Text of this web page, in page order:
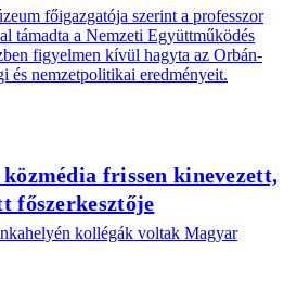
főigazgatója szerint a professzor
támadta a Nemzeti Együttműködés
figyelmen kívül hagyta az Orbán-
és nemzetpolitikai eredményeit.
frissen kinevezett,
főszerkesztője
kollégák voltak Magyar